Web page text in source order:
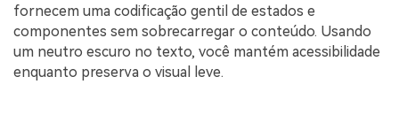
fornecem uma codificação gentil de estados e
componentes sem sobrecarregar o conteúdo. Usando
um neutro escuro no texto, você mantém acessibilidade
enquanto preserva o visual leve.